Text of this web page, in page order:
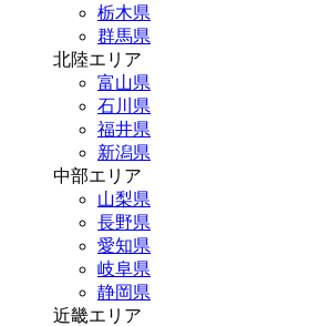
栃木県
群馬県
北陸エリア
富山県
石川県
福井県
新潟県
中部エリア
山梨県
長野県
愛知県
岐阜県
静岡県
近畿エリア